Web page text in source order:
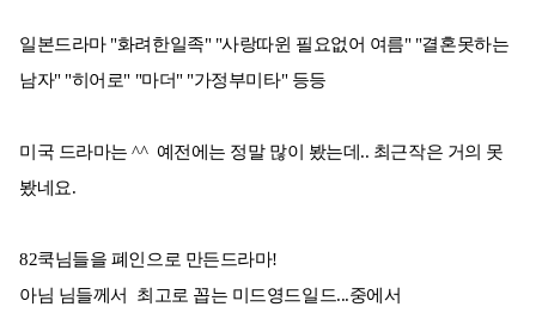
일본드라마 "화려한일족" "사랑따윈 필요없어 여름" "결혼못하는
남자" "히어로" "마더" "가정부미타" 등등
미국 드라마는 ^^ 예전에는 정말 많이 봤는데.. 최근작은 거의 못
봤네요.
82쿡님들을 폐인으로 만든드라마!
아님 님들께서 최고로 꼽는 미드영드일드...중에서